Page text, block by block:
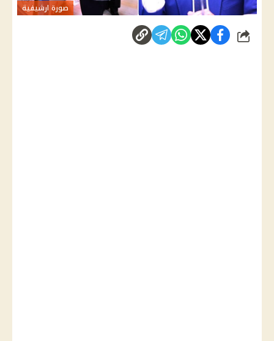
صورة ارشيفية
شارك